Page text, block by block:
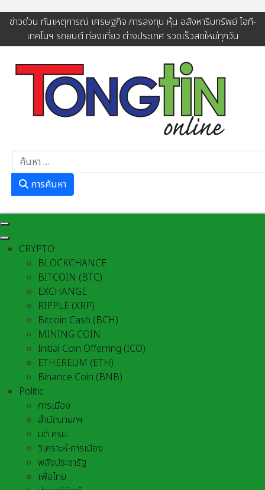
ข่าวด่วน ทันเหตุการณ์ เศรษฐกิจ การลงทุน หุ้น อสังหาริมทรัพย์ ไอที-
เทคโนฯ รถยนต์ ท่องเที่ยว ต่างประเทศ รวดเร็วสดใหม่ทุกวัน
การค้นหา
CRYPTO
BLOCKCHANCE
BITCOIN (BTC)
EXCHANGE
RIPPLE (XRP)
Bitcoin Cash (BCH)
MINING COIN
Initial Coin Offerring (ICO)
ETHEREUM (ETH)
Binance Coin (BNB)
Politic
การเมือง
สำนักนายกฯ
มติ ครม.
วิเคราะห์-การเมือง
พลังประชารัฐ
เพื่อไทย